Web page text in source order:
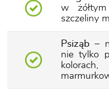
w
szczeliny
Psiząb –
nie tylko